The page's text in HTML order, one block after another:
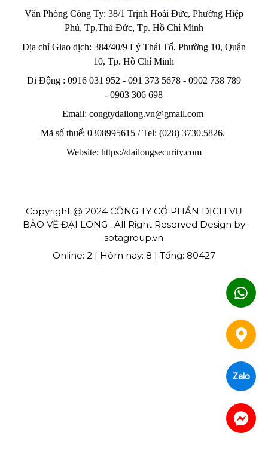
Văn Phòng Công Ty: 38/1 Trịnh Hoài Đức, Phường Hiệp
Phú, Tp.Thủ Đức, Tp. Hồ Chí Minh
Địa chỉ Giao dịch: 384/40/9 Lý Thái Tổ, Phường 10, Quận
10, Tp. Hồ Chí Minh
Di Động : 0916 031 952 - 091 373 5678 - 0902 738 789
-0903 306 698
Email: congtydailong.vn@gmail.com
Mã số thuế: 0308995615 / Tel: (028) 3730.5826.
Website: https://dailongsecurity.com
Copyright @ 2024 CÔNG TY CỔ PHẦN DỊCH VỤ
BẢO VỆ ĐẠI LONG . All Right Reserved Design by
sotagroup.vn
Online: 2 | Hôm nay: 8 | Tổng: 80427
Zalo